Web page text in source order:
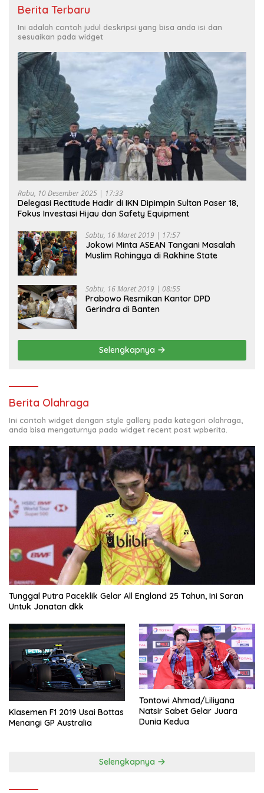
Berita Terbaru
Ini adalah contoh judul deskripsi yang bisa anda isi dan
sesuaikan pada widget
Rabu, 10 Desember 2025 | 17:33
Delegasi Rectitude Hadir di IKN Dipimpin Sultan Paser 18,
Fokus Investasi Hijau dan Safety Equipment
Sabtu, 16 Maret 2019 | 17:57
Jokowi Minta ASEAN Tangani Masalah
Muslim Rohingya di Rakhine State
Sabtu, 16 Maret 2019 | 08:55
Prabowo Resmikan Kantor DPD
Gerindra di Banten
Selengkapnya
Berita Olahraga
Ini contoh widget dengan style gallery pada kategori olahraga,
anda bisa mengaturnya pada widget recent post wpberita.
Tunggal Putra Paceklik Gelar All England 25 Tahun, Ini Saran
Untuk Jonatan dkk
Klasemen F1 2019 Usai Bottas
Menangi GP Australia
Tontowi Ahmad/Liliyana
Natsir Sabet Gelar Juara
Dunia Kedua
Selengkapnya